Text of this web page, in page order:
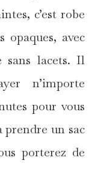
c’est robe
opaques, avec
sans lacets. Il
n’importe
pour vous
prendre un sac
porterez de